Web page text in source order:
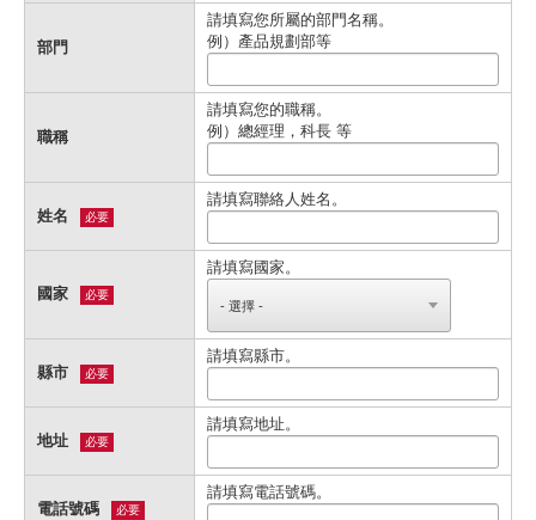
部門
請填寫您所屬的部門名稱。
例）產品規劃部等
職稱
請填寫您的職稱。
例）總經理，科長 等
姓名 必要
請填寫聯絡人姓名。
國家 必要
請填寫國家。
縣市 必要
請填寫縣市。
地址 必要
請填寫地址。
電話號碼 必要
請填寫電話號碼。